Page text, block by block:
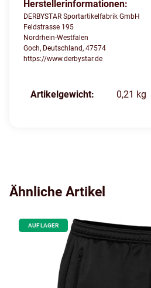
Herstellerinformationen:
DERBYSTAR Sportartikelfabrik GmbH
Feldstrasse 195
Nordrhein-Westfalen
Goch, Deutschland, 47574
https://www.derbystar.de
Produkteigenschaft
Wert
Artikelgewicht: 0,21 kg
Ähnliche Artikel
AUF LAGER